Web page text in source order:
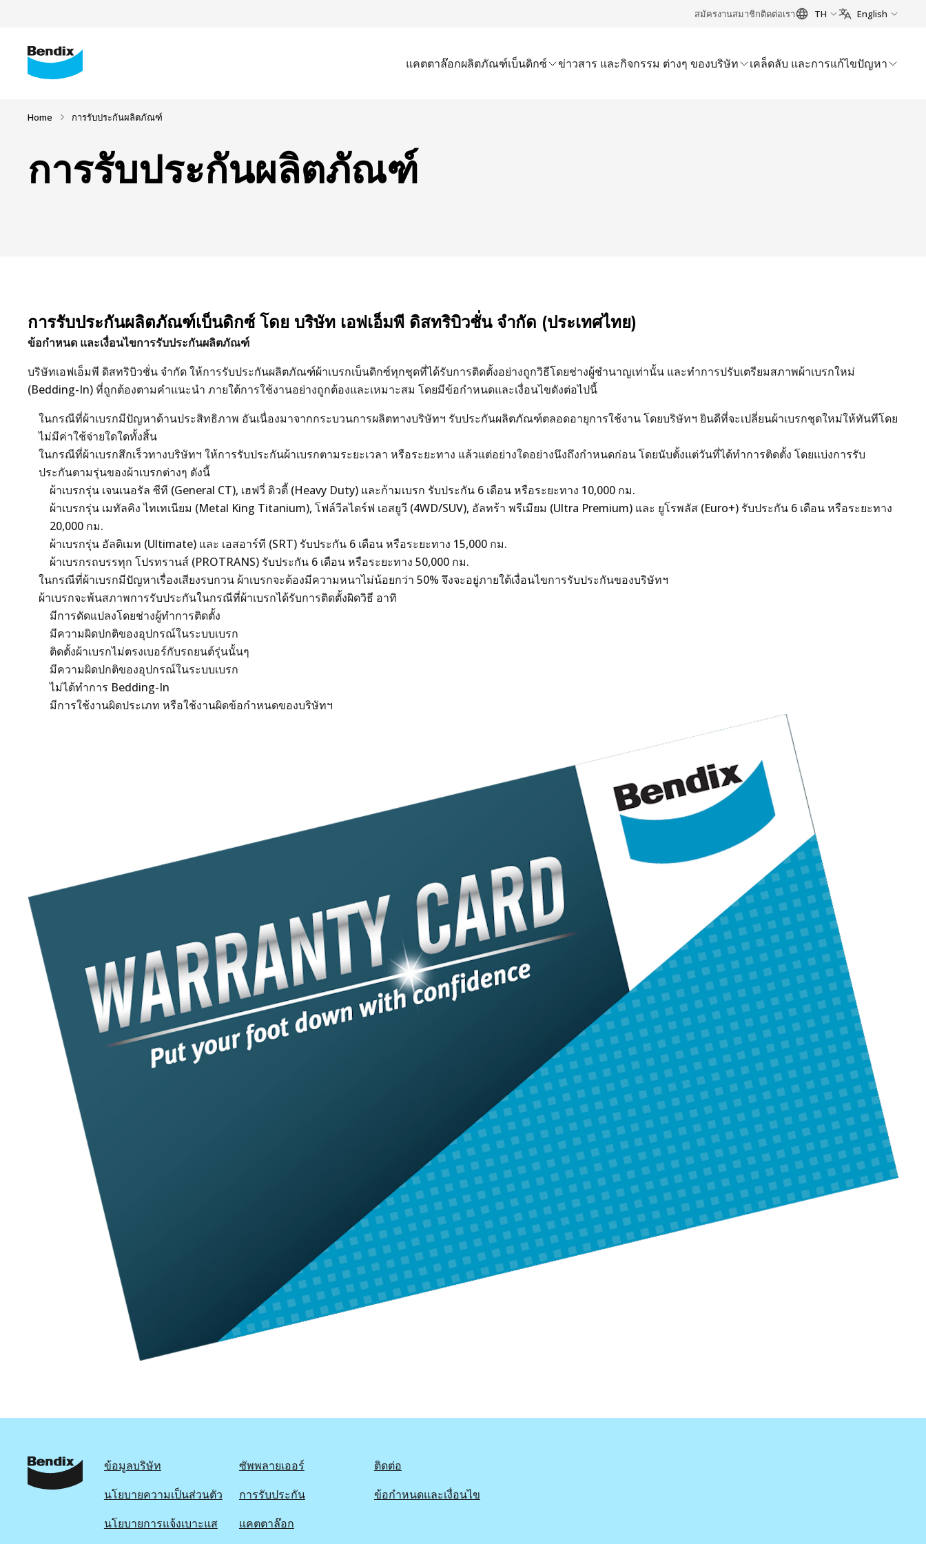
สมัครงานสมาชิกติดต่อเรา TH English
แคตตาล๊อกผลิตภัณฑ์เบ็นดิกซ์ ข่าวสาร และกิจกรรม ต่างๆ ของบริษัท เคล็ดลับ และการแก้ไขปัญหา
Home การรับประกันผลิตภัณฑ์
การรับประกันผลิตภัณฑ์
การรับประกันผลิตภัณฑ์เบ็นดิกซ์ โดย บริษัท เอฟเอ็มพี ดิสทริบิวชั่น จำกัด (ประเทศไทย)
ข้อกำหนด และเงื่อนไขการรับประกันผลิตภัณฑ์
บริษัทเอฟเอ็มพี ดิสทริบิวชั่น จำกัด ให้การรับประกันผลิตภัณฑ์ผ้าเบรกเบ็นดิกซ์ทุกชุดที่ได้รับการติดตั้งอย่างถูกวิธีโดยช่างผู้ชำนาญเท่านั้น และทำการปรับเตรียมสภาพผ้าเบรกใหม่
(Bedding-In) ที่ถูกต้องตามคำแนะนำ ภายใต้การใช้งานอย่างถูกต้องและเหมาะสม โดยมีข้อกำหนดและเงื่อนไขดังต่อไปนี้
ในกรณีที่ผ้าเบรกมีปัญหาด้านประสิทธิภาพ อันเนื่องมาจากกระบวนการผลิตทางบริษัทฯ รับประกันผลิตภัณฑ์ตลอดอายุการใช้งาน โดยบริษัทฯ ยินดีที่จะเปลี่ยนผ้าเบรกชุดใหม่ให้ทันทีโดย
ไม่มีค่าใช้จ่ายใดใดทั้งสิ้น
ในกรณีที่ผ้าเบรกสึกเร็วทางบริษัทฯ ให้การรับประกันผ้าเบรกตามระยะเวลา หรือระยะทาง แล้วแต่อย่างใดอย่างนึงถึงกำหนดก่อน โดยนับตั้งแต่วันที่ได้ทำการติดตั้ง โดยแบ่งการรับ
ประกันตามรุ่นของผ้าเบรกต่างๆ ดังนี้
ผ้าเบรกรุ่น เจนเนอรัล ซีที (General CT), เฮฟวี่ ดิวตี้ (Heavy Duty) และก้ามเบรก รับประกัน 6 เดือน หรือระยะทาง 10,000 กม.
ผ้าเบรกรุ่น เมทัลคิง ไทเทเนียม (Metal King Titanium), โฟล์วีลไดร์ฟ เอสยูวี (4WD/SUV), อัลทร้า พรีเมียม (Ultra Premium) และ ยูโรพลัส (Euro+) รับประกัน 6 เดือน หรือระยะทาง
20,000 กม.
ผ้าเบรกรุ่น อัลติเมท (Ultimate) และ เอสอาร์ที (SRT) รับประกัน 6 เดือน หรือระยะทาง 15,000 กม.
ผ้าเบรกรถบรรทุก โปรทรานส์ (PROTRANS) รับประกัน 6 เดือน หรือระยะทาง 50,000 กม.
ในกรณีที่ผ้าเบรกมีปัญหาเรื่องเสียงรบกวน ผ้าเบรกจะต้องมีความหนาไม่น้อยกว่า 50% จึงจะอยู่ภายใต้เงื่อนไขการรับประกันของบริษัทฯ
ผ้าเบรกจะพ้นสภาพการรับประกันในกรณีที่ผ้าเบรกได้รับการติดตั้งผิดวิธี อาทิ
มีการดัดแปลงโดยช่างผู้ทำการติดตั้ง
มีความผิดปกติของอุปกรณ์ในระบบเบรก
ติดตั้งผ้าเบรกไม่ตรงเบอร์กับรถยนต์รุ่นนั้นๆ
มีความผิดปกติของอุปกรณ์ในระบบเบรก
ไม่ได้ทำการ Bedding-In
มีการใช้งานผิดประเภท หรือใช้งานผิดข้อกำหนดของบริษัทฯ
ข้อมูลบริษัท ซัพพลายเออร์
ติดต่อ
นโยบายความเป็นส่วนตัว
การรับประกัน
ข้อกำหนดและเงื่อนไข
นโยบายการแจ้งเบาะแส
แคตตาล๊อก